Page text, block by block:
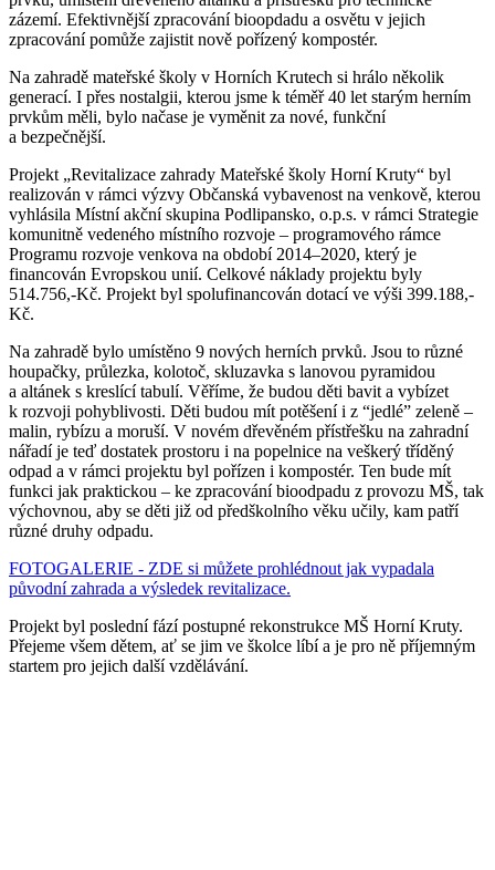
zázemí. Efektivnější zpracování bioopdadu a osvětu v jejich
zpracování pomůže zajistit nově pořízený kompostér.
Na zahradě mateřské školy v Horních Krutech si hrálo několik
generací. I přes nostalgii, kterou jsme k téměř 40 let starým herním
prvkům měli, bylo načase je vyměnit za nové, funkční
a bezpečnější.
Projekt „Revitalizace zahrady Mateřské školy Horní Kruty“ byl
realizován v rámci výzvy Občanská vybavenost na venkově, kterou
vyhlásila Místní akční skupina Podlipansko, o.p.s. v rámci Strategie
komunitně vedeného místního rozvoje – programového rámce
Programu rozvoje venkova na období 2014–2020, který je
financován Evropskou unií. Celkové náklady projektu byly
514.756,-Kč. Projekt byl spolufinancován dotací ve výši 399.188,-
Kč.
Na zahradě bylo umístěno 9 nových herních prvků. Jsou to různé
houpačky, průlezka, kolotoč, skluzavka s lanovou pyramidou
a altánek s kreslící tabulí. Věříme, že budou děti bavit a vybízet
k rozvoji pohyblivosti. Děti budou mít potěšení i z “jedlé” zeleně –
malin, rybízu a moruší. V novém dřevěném přístřešku na zahradní
nářadí je teď dostatek prostoru i na popelnice na veškerý tříděný
odpad a v rámci projektu byl pořízen i kompostér. Ten bude mít
funkci jak praktickou – ke zpracování bioodpadu z provozu MŠ, tak
výchovnou, aby se děti již od předškolního věku učily, kam patří
různé druhy odpadu.
FOTOGALERIE - ZDE si můžete prohlédnout jak vypadala
původní zahrada a výsledek revitalizace.
Projekt byl poslední fází postupné rekonstrukce MŠ Horní Kruty.
Přejeme všem dětem, ať se jim ve školce líbí a je pro ně příjemným
startem pro jejich další vzdělávání.